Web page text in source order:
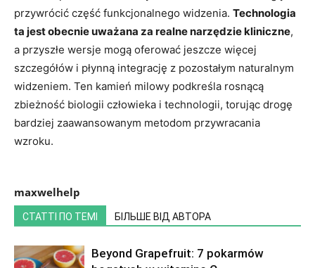
przywrócić część funkcjonalnego widzenia. Technologia
ta jest obecnie uważana za realne narzędzie kliniczne,
a przyszłe wersje mogą oferować jeszcze więcej
szczegółów i płynną integrację z pozostałym naturalnym
widzeniem. Ten kamień milowy podkreśla rosnącą
zbieżność biologii człowieka i technologii, torując drogę
bardziej zaawansowanym metodom przywracania
wzroku.
maxwelhelp
СТАТТІ ПО ТЕМІ БІЛЬШЕ ВІД АВТОРА
Beyond Grapefruit: 7 pokarmów